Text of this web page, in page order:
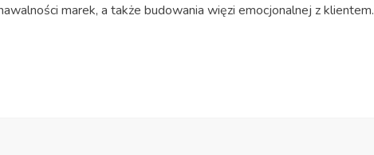
marek, a także budowania więzi emocjonalnej z klientem.